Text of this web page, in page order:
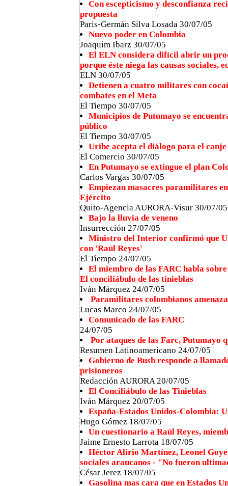
Con escepticismo y desconfianza
propuesta
Paris-Germán Silva Losada 30/07/05
Nuevo poder en Colombia
Joaquim Ibarz 30/07/05
El ELN considera difícil abrir un
porque éste niega las causas sociales,
ELN 30/07/05
Detienen a cuatro militares con
combates en el Meta
El Tiempo 30/07/05
Municipios de Putumayo se
público
El Tiempo 30/07/05
Uribe acepta el diálogo para el
El Comercio 30/07/05
En Putumayo se extingue el plan
Carlos Vargas 30/07/05
Empiezan masacres paramilitares
Ejército
Quito-Agencia AURORA-Visur 30/07/05
Bajo la lluvia de veneno
Insurrección 27/07/05
Ministro del Interior confirmó que
con 'Raúl Reyes'
El Tiempo 24/07/05
El miembro de las FARC habla
El conciliábulo de las tinieblas
Iván Márquez 24/07/05
Paramilitares colombianos
Lucas Marco 24/07/05
Comunicado de las FARC
24/07/05
Por ataques de las Farc, Putumayo
Resumen Latinoamericano 24/07/05
Gobierno de Bush responde a
prisioneros
Redacción AURORA 20/07/05
El Conciliábulo de las Tinieblas
Iván Márquez 20/07/05
España-Estados Unidos-Colombia:
Hugo Gómez 18/07/05
Un cuestionario a Raúl Reyes,
Jaime Ernesto Larrota 18/07/05
Héctor Alirio Martínez, Leonel
sociales araucanos - "No fueron
César Jerez 18/07/05
Gasolina mas cara que en Estados